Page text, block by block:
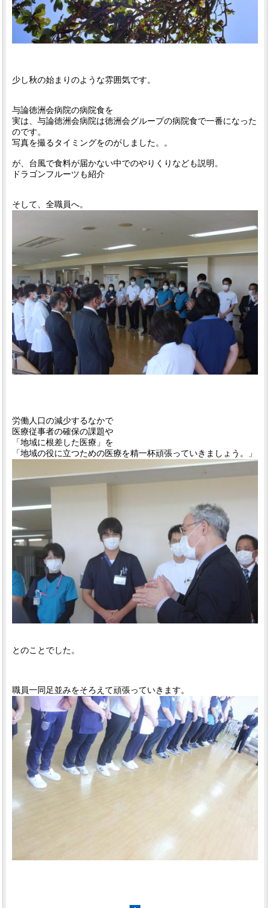
少し秋の始まりのような雰囲気です。
与論徳洲会病院の病院食を
実は、与論徳洲会病院は徳洲会グループの病院食で一番になった
のです。
写真を撮るタイミングをのがしました。。
が、台風で食料が届かない中でのやりくりなども説明。
ドラゴンフルーツも紹介
そして、全職員へ。
労働人口の減少するなかで
医療従事者の確保の課題や
「地域に根差した医療」を
「地域の役に立つための医療を精一杯頑張っていきましょう。」
とのことでした。
職員一同足並みをそろえて頑張っていきます。